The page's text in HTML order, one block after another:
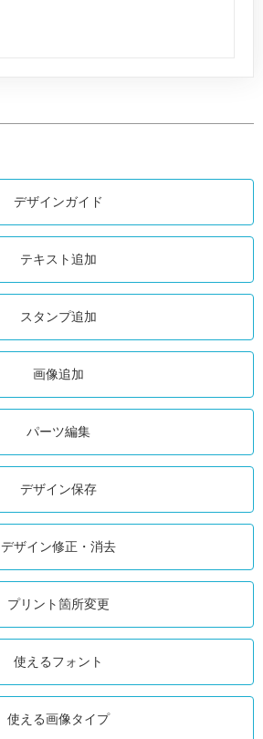
デザインガイド
テキスト追加
スタンプ追加
画像追加
パーツ編集
デザイン保存
デザイン修正・消去
プリント箇所変更
使えるフォント
使える画像タイプ